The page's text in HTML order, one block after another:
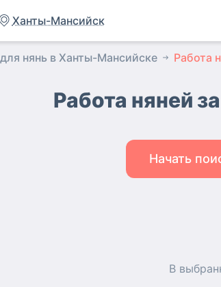
Ханты-Мансийск
нянь в Ханты-Мансийске Работа
Работа няней
Начать
В